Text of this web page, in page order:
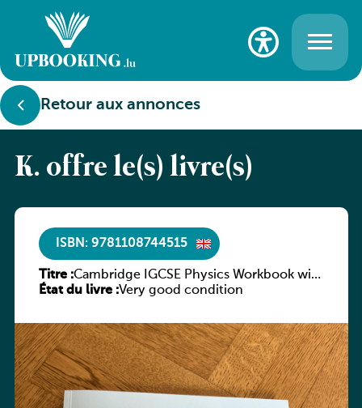
Retour aux annonces
K. offre le(s) livre(s)
ISBN: 9781108744515
Titre :Cambridge IGCSE Physics Workbook with
digital access (2 Years)
État du livre :Very good condition